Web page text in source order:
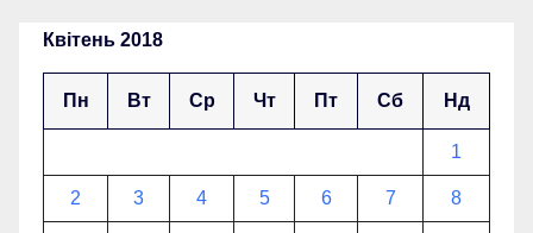
Квітень 2018
Пн Вт Ср Чт Пт Сб Нд
1
2 3 4 5 6 7 8